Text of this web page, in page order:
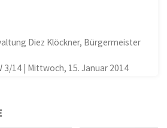
Diez Klöckner, Bürgermeister
3/14 | Mittwoch, 15. Januar 2014